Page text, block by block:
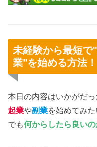
未経験から最短で
業"を始める方法！
本日の内容はいかがだっ
起業や副業を始めてみ
でも何からしたら良い